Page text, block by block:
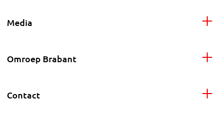
Media
Omroep Brabant
Contact